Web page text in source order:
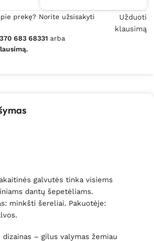
prekę? Norite užsisakyti
683 68331 arba
Užduoti
klausimą
galvutės tinka visiems
dantų šepetėliams.
minkšti šereliai. Pakuotėje:
dizainas – gilus valymas žemiau